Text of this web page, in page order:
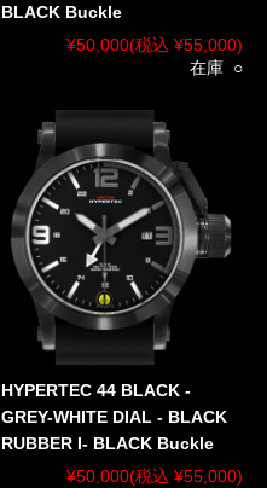
BLACK Buckle
¥50,000(税込 ¥55,000)
在庫 ○
HYPERTEC 44 BLACK -
GREY-WHITE DIAL - BLACK
RUBBER I- BLACK Buckle
¥50,000(税込 ¥55,000)